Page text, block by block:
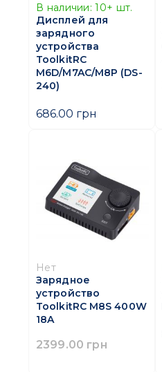
В наличии: 10+ шт.
Дисплей для
зарядного
устройства
ToolkitRC
M6D/M7AC/M8P (DS-
240)
686.00 грн
Нет
Зарядное
устройство
ToolkitRC M8S 400W
18A
2399.00 грн